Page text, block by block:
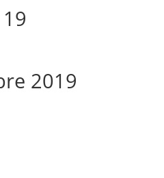
2019